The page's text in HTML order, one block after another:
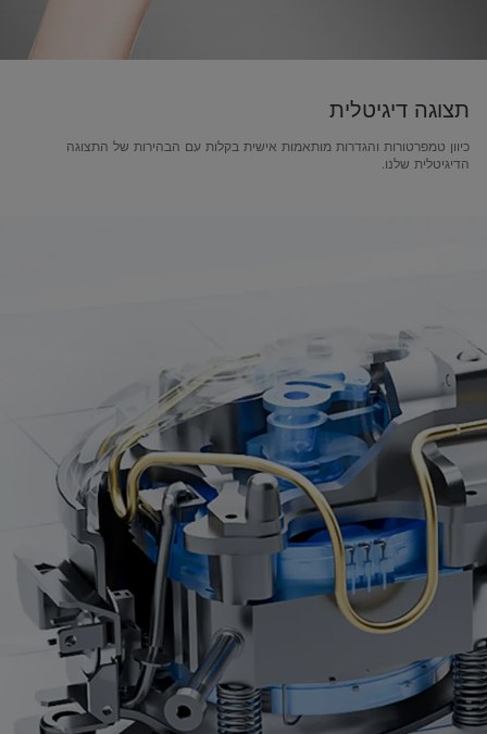
תצוגה דיגיטלית
כיוון טמפרטורות והגדרות מותאמות אישית בקלות עם הבהירות של התצוגה
הדיגיטלית שלנו.